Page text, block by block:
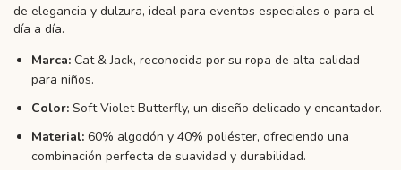
de elegancia y dulzura, ideal para eventos especiales o para el
día a día.
Marca: Cat & Jack, reconocida por su ropa de alta calidad
para niños.
Color: Soft Violet Butterfly, un diseño delicado y encantador.
Material: 60% algodón y 40% poliéster, ofreciendo una
combinación perfecta de suavidad y durabilidad.